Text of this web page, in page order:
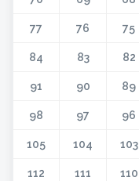
75
76
77
82
83
84
89
90
91
96
97
98
103
104
105
110
111
112